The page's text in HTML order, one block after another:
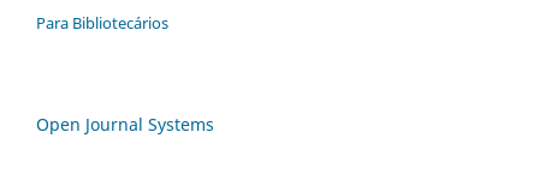
Para Bibliotecários
Open Journal Systems